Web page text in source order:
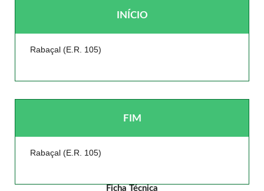
INÍCIO
Rabaçal (E.R. 105)
FIM
Rabaçal (E.R. 105)
Ficha Técnica